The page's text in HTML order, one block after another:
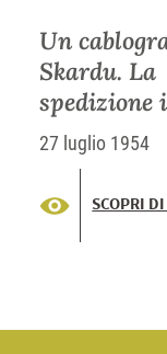
Un
Skardu. La
spedizione
ha
"spalla" del
uomini di
27 luglio 1954
SCOPRI